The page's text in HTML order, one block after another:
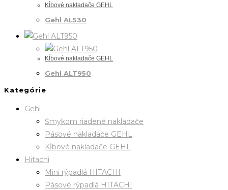
Kĺbové nakladače GEHL
Gehl AL530
Kĺbové nakladače GEHL
Gehl ALT950
Kategórie
Gehl
Šmykom riadené nakladače
Pásové nakladače GEHL
Kĺbové nakladače GEHL
Hitachi
Mini rýpadlá HITACHI
Pásové rýpadlá HITACHI